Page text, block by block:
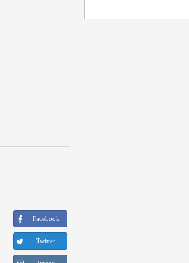
Facebook
Twitter